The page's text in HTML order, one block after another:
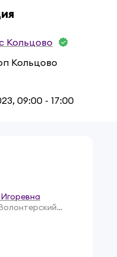
Кольцово
Кольцово
, 09:00 - 17:00